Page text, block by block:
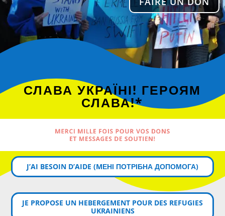
СЛАВА УКРАЇНІ! ГЕРОЯМ
СЛАВА!*
MERCI MILLE FOIS POUR VOS DONS
ET MESSAGES DE SOUTIEN!
J’AI BESOIN D’AIDE (MЕНІ ПОТРІБНА ДОПОМОГА)
JE PROPOSE UN HEBERGEMENT POUR DES REFUGIES
UKRAINIENS